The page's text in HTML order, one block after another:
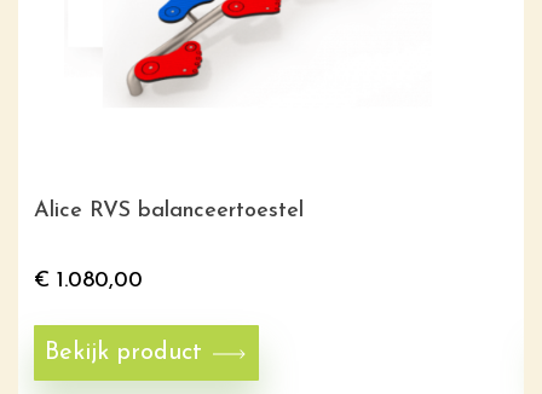
Alice RVS balanceertoestel
€ 1.080,00
Bekijk product